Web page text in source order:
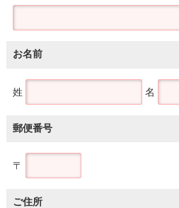
お名前
姓 名
郵便番号
〒
ご住所